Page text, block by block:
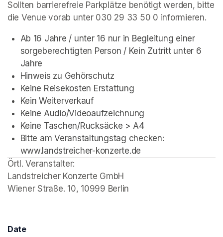
Sollten barrierefreie Parkplätze benötigt werden, bitte
die Venue vorab unter 030 29 33 50 0 informieren.
Ab 16 Jahre / unter 16 nur in Begleitung einer
sorgeberechtigten Person / Kein Zutritt unter 6
Jahre
Hinweis zu Gehörschutz
Keine Reisekosten Erstattung
Kein Weiterverkauf
Keine Audio/Videoaufzeichnung
Keine Taschen/Rucksäcke > A4
Bitte am Veranstaltungstag checken:
www.landstreicher-konzerte.de
Örtl. Veranstalter:
Landstreicher Konzerte GmbH
Wiener Straße. 10, 10999 Berlin
Date